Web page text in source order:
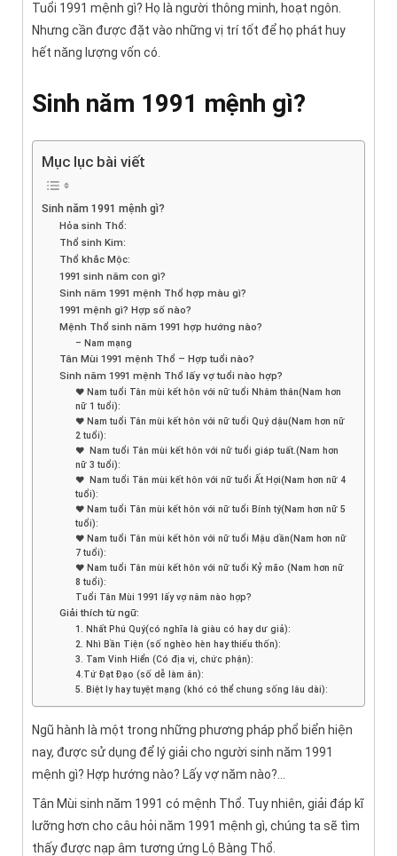
Tuổi 1991 mệnh gì? Họ là người thông minh, hoạt ngôn.
Nhưng cần được đặt vào những vị trí tốt để họ phát huy
hết năng lượng vốn có.
Sinh năm 1991 mệnh gì?
Mục lục bài viết
Sinh năm 1991 mệnh gì?
Hỏa sinh Thổ:
Thổ sinh Kim:
Thổ khắc Mộc:
1991 sinh năm con gì?
Sinh năm 1991 mệnh Thổ hợp màu gì?
1991 mệnh gì? Hợp số nào?
Mệnh Thổ sinh năm 1991 hợp hướng nào?
– Nam mạng
Tân Mùi 1991 mệnh Thổ – Hợp tuổi nào?
Sinh năm 1991 mệnh Thổ lấy vợ tuổi nào hợp?
♥ Nam tuổi Tân mùi kết hôn với nữ tuổi Nhâm thân(Nam hơn
nữ 1 tuổi):
♥ Nam tuổi Tân mùi kết hôn với nữ tuổi Quý dậu(Nam hơn nữ
2 tuổi):
♥ Nam tuổi Tân mùi kết hôn với nữ tuổi giáp tuất.(Nam hơn
nữ 3 tuổi):
♥ Nam tuổi Tân mùi kết hôn với nữ tuổi Ất Hợi(Nam hơn nữ 4
tuổi):
♥ Nam tuổi Tân mùi kết hôn với nữ tuổi Bính tý(Nam hơn nữ 5
tuổi):
♥ Nam tuổi Tân mùi kết hôn với nữ tuổi Mậu dần(Nam hơn nữ
7 tuổi):
♥ Nam tuổi Tân mùi kết hôn với nữ tuổi Kỷ mão (Nam hơn nữ
8 tuổi):
Tuổi Tân Mùi 1991 lấy vợ năm nào hợp?
Giải thích từ ngữ:
1. Nhất Phú Quý(có nghĩa là giàu có hay dư giả):
2. Nhì Bần Tiện (số nghèo hèn hay thiếu thốn):
3. Tam Vinh Hiển (Có địa vị, chức phận):
4.Tứ Đạt Đạo (số dễ làm ăn):
5. Biệt ly hay tuyệt mạng (khó có thể chung sống lâu dài):
Ngũ hành là một trong những phương pháp phổ biển hiện
nay, được sử dụng để lý giải cho người sinh năm 1991
mệnh gì? Hợp hướng nào? Lấy vợ năm nào?…
Tân Mùi sinh năm 1991 có mệnh Thổ. Tuy nhiên, giải đáp kĩ
lưỡng hơn cho câu hỏi năm 1991 mệnh gì, chúng ta sẽ tìm
thấy được nạp âm tương ứng Lộ Bàng Thổ.